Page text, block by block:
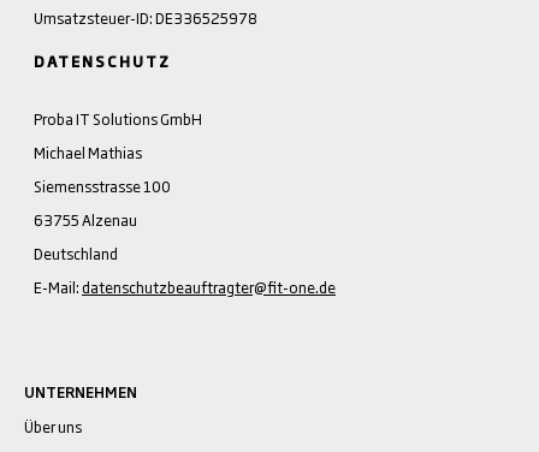
Umsatzsteuer-ID: DE336525978
DATENSCHUTZ
Proba IT Solutions GmbH
Michael Mathias
Siemensstrasse 100
63755 Alzenau
Deutschland
E-Mail:datenschutzbeauftragter@fit-one.de
UNTERNEHMEN
Über uns